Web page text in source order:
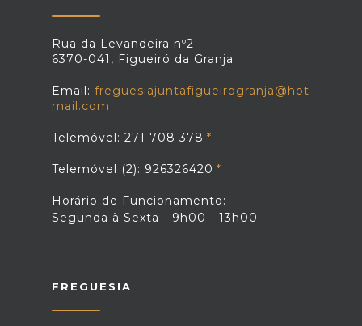
Rua da Levandeira nº2
6370-041, Figueiró da Granja
Email: freguesiajuntafigueirogranja@hot
mail.com
Telemóvel: 271 708 378
Telemóvel (2): 926326420
Horário de Funcionamento:
Segunda à Sexta - 9h00 - 13h00
FREGUESIA